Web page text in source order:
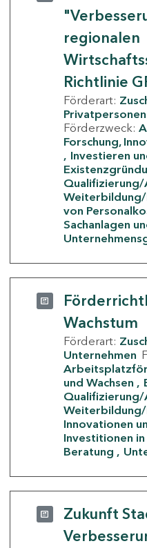
regionalen
Richtlinie
Förderart:
Privatpersonen
Förderzweck:
Forschung,
Investieren
Qualifizierung/
Weiterbildung/
von
Sachanlagen
Wachstum
Förderart:
Unternehmen
und Wachsen
Qualifizierung/
Weiterbildung/
Innovationen
Investitionen in
Beratung
Zukunft